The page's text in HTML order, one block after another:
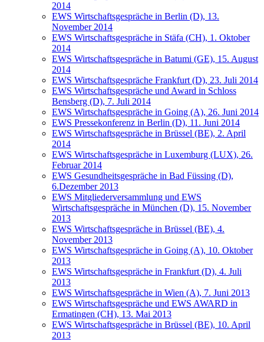
2014
EWS Wirtschaftsgespräche in Berlin (D), 13.
November 2014
EWS Wirtschaftsgespräche in Stäfa (CH), 1. Oktober
2014
EWS Wirtschaftsgespräche in Batumi (GE), 15. August
2014
EWS Wirtschaftsgespräche Frankfurt (D), 23. Juli 2014
EWS Wirtschaftsgespräche und Award in Schloss
Bensberg (D), 7. Juli 2014
EWS Wirtschaftsgespräche in Going (A), 26. Juni 2014
EWS Pressekonferenz in Berlin (D), 11. Juni 2014
EWS Wirtschaftsgespräche in Brüssel (BE), 2. April
2014
EWS Wirtschaftsgespräche in Luxemburg (LUX), 26.
Februar 2014
EWS Gesundheitsgespräche in Bad Füssing (D),
6.Dezember 2013
EWS Mitgliederversammlung und EWS
Wirtschaftsgespräche in München (D), 15. November
2013
EWS Wirtschaftsgespräche in Brüssel (BE), 4.
November 2013
EWS Wirtschaftsgespräche in Going (A), 10. Oktober
2013
EWS Wirtschaftsgespräche in Frankfurt (D), 4. Juli
2013
EWS Wirtschaftsgespräche in Wien (A), 7. Juni 2013
EWS Wirtschaftsgespräche und EWS AWARD in
Ermatingen (CH), 13. Mai 2013
EWS Wirtschaftsgespräche in Brüssel (BE), 10. April
2013